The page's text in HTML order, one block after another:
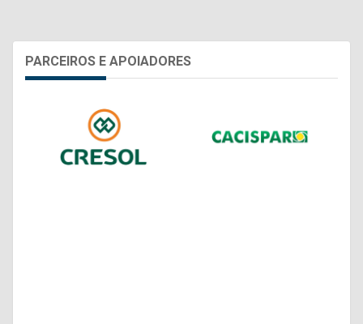
PARCEIROS E APOIADORES